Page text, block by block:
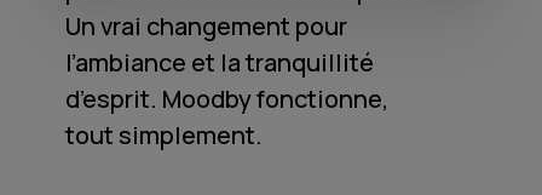
Un vrai changement pour
l’ambiance et la tranquillité
d’esprit. Moodby fonctionne,
tout simplement.